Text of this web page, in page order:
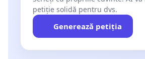
petiție solidă pentru dvs.
Generează petiția